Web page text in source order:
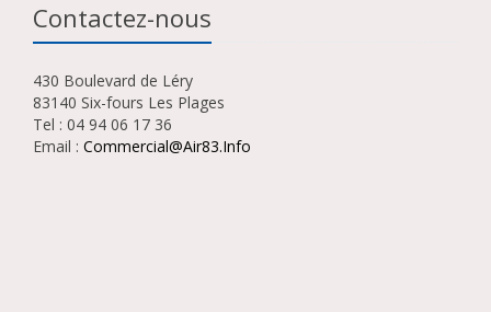
Contactez-nous
430 Boulevard de Léry
83140 Six-fours Les Plages
Tel : 04 94 06 17 36
Email : Commercial@air83.info